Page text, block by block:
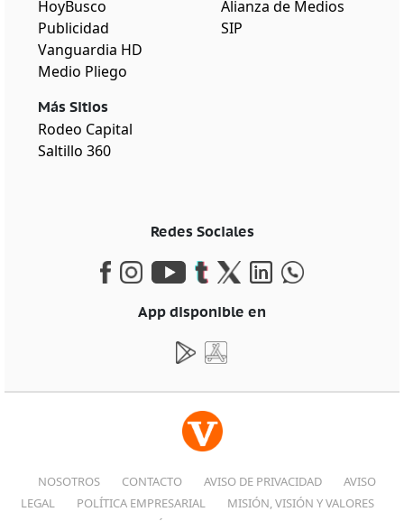
HoyBusco
Publicidad
Vanguardia HD
Medio Pliego
Más Sitios
Rodeo Capital
Saltillo 360
Alianza de Medios
SIP
Redes Sociales
App disponible en
NOSOTROS CONTACTO AVISO DE PRIVACIDAD
AVISO
LEGAL
POLÍTICA EMPRESARIAL
MISIÓN, VISIÓN Y VALORES